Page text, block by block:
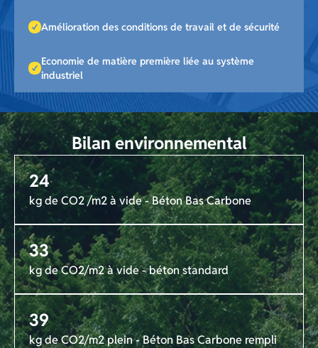
Amélioration des conditions de travail et de sécurité
Economie de matière première liée au système
industriel
Bilan environnemental
24
kg de CO2 /m2 à vide - Béton Bas Carbone
33
kg de CO2/m2 à vide - béton standard
39
kg de CO2/m2 plein - Béton Bas Carbone rempli